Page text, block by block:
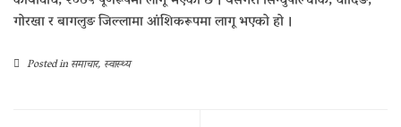
गोरखा र बागलुङ जिल्लामा आंशिकरूपमा लागू भएको हो ।
Posted inसमाचार, स्वास्थ्य